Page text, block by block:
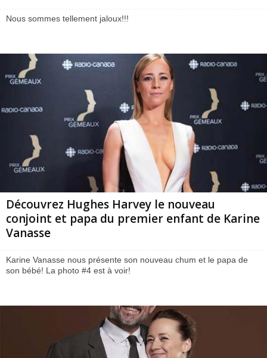
Nous sommes tellement jaloux!!!
Découvrez Hughes Harvey le nouveau
conjoint et papa du premier enfant de Karine
Vanasse
Karine Vanasse nous présente son nouveau chum et le papa de
son bébé! La photo #4 est à voir!